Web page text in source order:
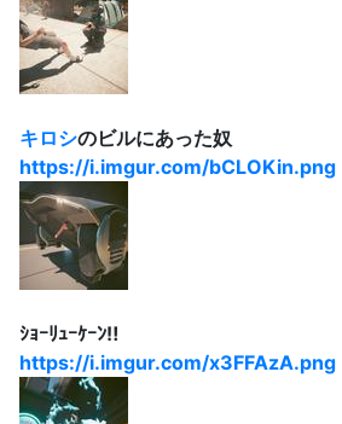
キロシのビルにあった奴
https://i.imgur.com/bCLOKin.png
ｼｮｰﾘｭｰｹｰﾝ‼
https://i.imgur.com/x3FFAzA.png